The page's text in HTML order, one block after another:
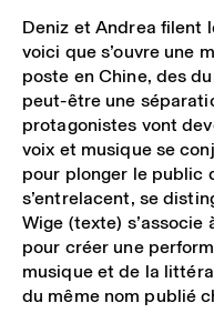
Deniz et Andrea filent
voici que s’ouvre une
poste en Chine, des
peut-être une
protagonistes vont
voix et musique se
pour plonger le public
s’entrelacent, se
Wige (texte)
pour créer une
musique et de la
du même nom publié